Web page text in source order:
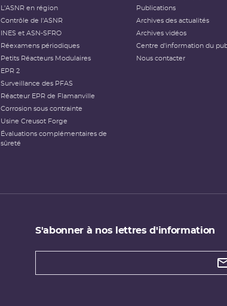
L'ASNR en région
Contrôle de l'ASNR
INES et ASN-SFRO
Réexamens périodiques
Petits Réacteurs Modulaires
EPR 2
Surveillance des PFAS
Réacteur EPR de Flamanville
Corrosion sous contrainte
Usine Creusot Forge
Évaluations complémentaires de
sûreté
Publications
Archives des actualités
Archives vidéos
Centre d'information du
Nous contacter
S'abonner à nos lettres d'information